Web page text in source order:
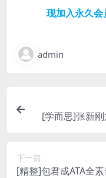
现加入永久
admin
[学而思]张新
下一篇
[精整]包君成ATA全